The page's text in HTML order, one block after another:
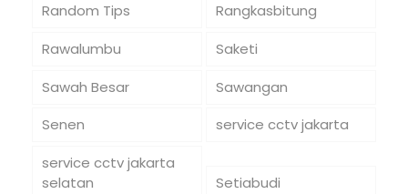
Random Tips
Rangkasbitung
Rawalumbu
Saketi
Sawah Besar
Sawangan
Senen
service cctv jakarta
service cctv jakarta
selatan
Setiabudi